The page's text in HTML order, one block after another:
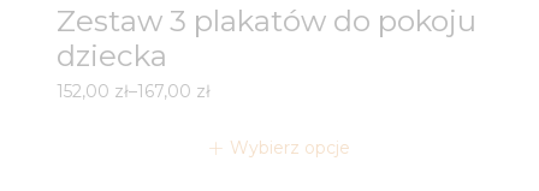
Zestaw 3 plakatów do pokoju
dziecka
152,00 zł–167,00 zł
Zakres
Wybierz opcje